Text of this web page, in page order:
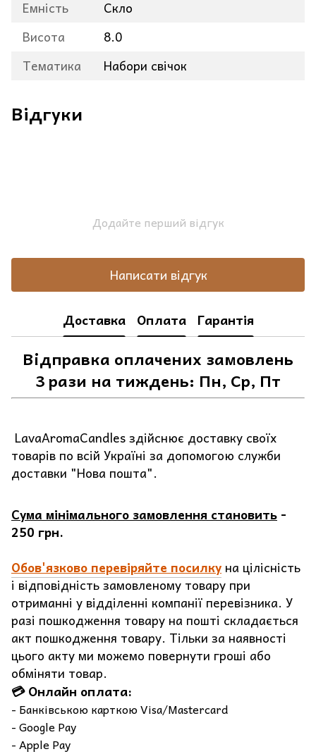
Емність
Скло
Висота
8.0
Тематика
Набори свічок
Відгуки
Додайте перший відгук
Написати відгук
Доставка Оплата Гарантія
Відправка оплачених замовлень
3 рази на тиждень: Пн, Ср, Пт
LavaAromaCandles здійснює доставку своїх
товарів по всій Україні за допомогою служби
доставки "Нова пошта".
Сума мінімального замовлення становить -
250 грн.
Обов'язково перевіряйте посилку на цілісність
і відповідність замовленому товару при
отриманні у відділенні компанії перевізника. У
разі пошкодження товару на пошті складається
акт пошкодження товару. Тільки за наявності
цього акту ми можемо повернути гроші або
обміняти товар.
💳 Онлайн оплата:
- Банківською карткою Visa/Mastercard
- Google Pay
- Apple Pay